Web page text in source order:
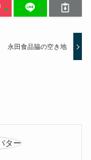
永田食品脇の空き地